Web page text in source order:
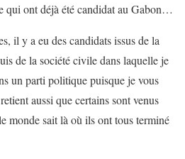
qui ont déjà été candidat au Gabon…
il y a eu des candidats issus de la
de la société civile dans laquelle je
un parti politique puisque je vous
aussi que certains sont venus
monde sait là où ils ont tous terminé